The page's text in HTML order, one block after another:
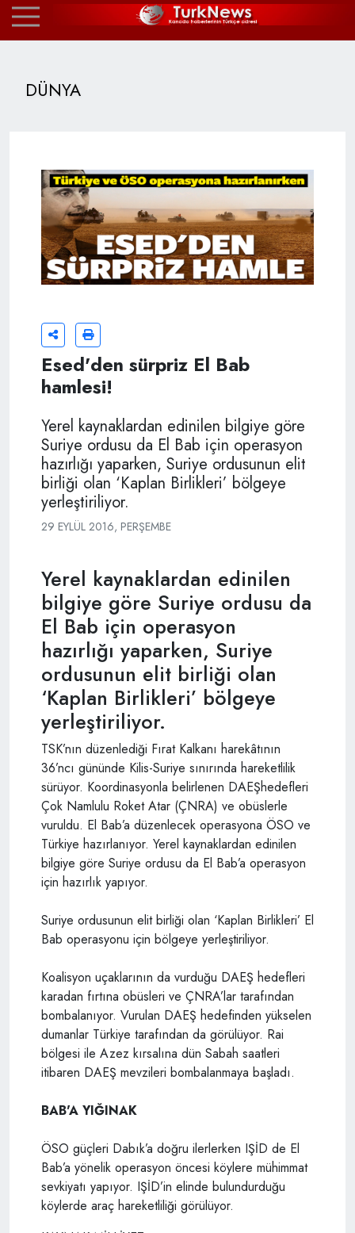
DÜNYA
Esed'den sürpriz El Bab
hamlesi!
Yerel kaynaklardan edinilen bilgiye göre
Suriye ordusu da El Bab için operasyon
hazırlığı yaparken, Suriye ordusunun elit
birliği olan ‘Kaplan Birlikleri’ bölgeye
yerleştiriliyor.
29 EYLÜL 2016, PERŞEMBE
Yerel kaynaklardan edinilen
bilgiye göre Suriye ordusu da
El Bab için operasyon
hazırlığı yaparken, Suriye
ordusunun elit birliği olan
‘Kaplan Birlikleri’ bölgeye
yerleştiriliyor.
TSK’nın düzenlediği Fırat Kalkanı harekâtının
36’ncı gününde Kilis-Suriye sınırında hareketlilik
sürüyor. Koordinasyonla belirlenen DAEŞhedefleri
Çok Namlulu Roket Atar (ÇNRA) ve obüslerle
vuruldu. El Bab’a düzenlecek operasyona ÖSO ve
Türkiye hazırlanıyor. Yerel kaynaklardan edinilen
bilgiye göre Suriye ordusu da El Bab’a operasyon
için hazırlık yapıyor.
Suriye ordusunun elit birliği olan ‘Kaplan Birlikleri’ El
Bab operasyonu için bölgeye yerleştiriliyor.
Koalisyon uçaklarının da vurduğu DAEŞ hedefleri
karadan fırtına obüsleri ve ÇNRA’lar tarafından
bombalanıyor. Vurulan DAEŞ hedefinden yükselen
dumanlar Türkiye tarafından da görülüyor. Rai
bölgesi ile Azez kırsalına dün Sabah saatleri
itibaren DAEŞ mevzileri bombalanmaya başladı.
BAB'A YIĞINAK
ÖSO güçleri Dabık’a doğru ilerlerken IŞİD de El
Bab’a yönelik operasyon öncesi köylere mühimmat
sevkiyatı yapıyor. IŞİD’in elinde bulundurduğu
köylerde araç hareketliliği görülüyor.